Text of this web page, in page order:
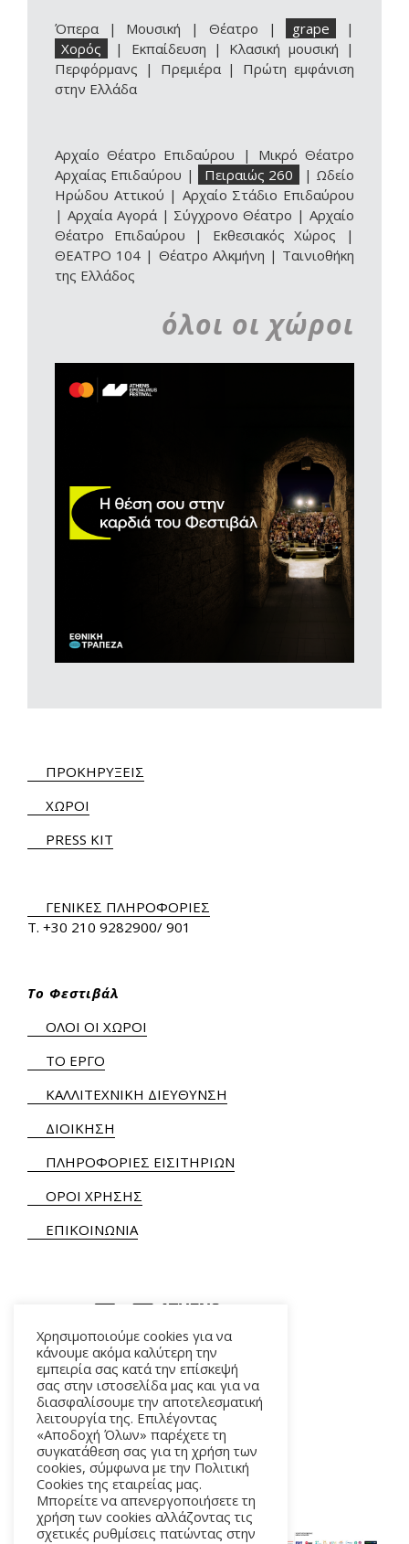
Όπερα | Μουσική | Θέατρο | grape
|
Χορός
| Εκπαίδευση | Κλασική μουσική |
Περφόρμανς | Πρεμιέρα| Πρώτη εμφάνιση
στην Ελλάδα
Αρχαίο Θέατρο Επιδαύρου | Μικρό Θέατρο
Αρχαίας Επιδαύρου | Πειραιώς 260 | Ωδείο
Ηρώδου Αττικού | Αρχαίο Στάδιο Επιδαύρου
| Αρχαία Αγορά| Σύγχρονο Θέατρο |Αρχαίο
Θέατρο Επιδαύρου | Εκθεσιακός Χώρος |
ΘΕΑΤΡΟ 104 | Θέατρο Αλκμήνη | Ταινιοθήκη
της Ελλάδος
όλοι οι χώροι
ΠΡΟΚΗΡΥΞΕΙΣ
ΧΩΡΟΙ
PRESS KIT
ΓΕΝΙΚΕΣ ΠΛΗΡΟΦΟΡΙΕΣ
Τ. +30 210 9282900/ 901
Το Φεστιβάλ
ΟΛΟΙ ΟΙ ΧΩΡΟΙ
ΤΟ ΕΡΓΟ
ΚΑΛΛΙΤΕΧΝΙΚΗ ΔΙΕΥΘΥΝΣΗ
ΔΙΟΙΚΗΣΗ
ΠΛΗΡΟΦΟΡΙΕΣ ΕΙΣΙΤΗΡΙΩΝ
ΟΡΟΙ ΧΡΗΣΗΣ
ΕΠΙΚΟΙΝΩΝΙΑ
ΑΛΚΜΗΝΗΣ 5 – 118 54 ΑΘΗΝΑ
Χρησιμοποιούμε cookies για να
κάνουμε ακόμα καλύτερη την
εμπειρία σας κατά την επίσκεψή
σας στην ιστοσελίδα μας και για να
διασφαλίσουμε την αποτελεσματική
λειτουργία της. Επιλέγοντας
«Αποδοχή Όλων» παρέχετε τη
συγκατάθεση σας για τη χρήση των
cookies, σύμφωνα με την Πολιτική
Cookies της εταιρείας μας.
Μπορείτε να απενεργοποιήσετε τη
χρήση των cookies αλλάζοντας τις
σχετικές ρυθμίσεις πατώντας στην